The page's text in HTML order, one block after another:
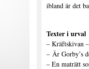
ibland är det
Texter i urval
– Kräftskivan
– Är Gorby’s
– En maträtt